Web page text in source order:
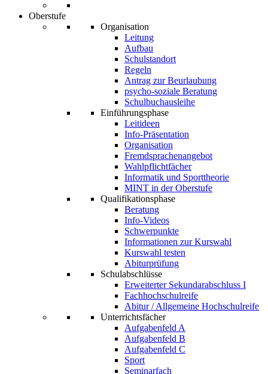
Oberstufe
Organisation
Leitung
Aufbau
Schulstandort
Regeln
Antrag zur Beurlaubung
psycho-soziale Beratung
Schulbuchausleihe
Einführungsphase
Leitideen
Info-Präsentation
Organisation
Fremdsprachenangebot
Wahlpflichtfächer
Informatik und Sporttheorie
MINT in der Oberstufe
Qualifikationsphase
Beratung
Info-Videos
Schwerpunkte
Informationen zur Kurswahl
Kurswahl testen
Abiturprüfung
Schulabschlüsse
Erweiterter Sekundarabschluss I
Fachhochschulreife
Abitur / Allgemeine Hochschulreife
Unterrichtsfächer
Aufgabenfeld A
Aufgabenfeld B
Aufgabenfeld C
Sport
Seminarfach